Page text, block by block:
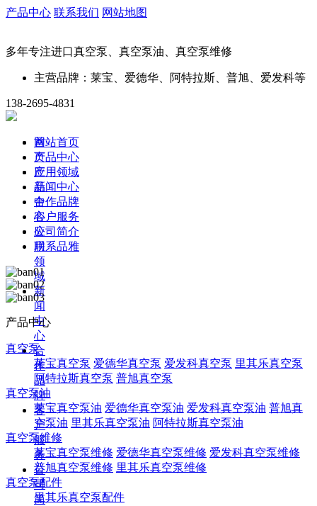
产品中心 联系我们 网站地图
多年专注进口真空泵、真空泵油、真空泵维修
主营品牌：莱宝、爱德华、阿特拉斯、普旭、爱发科等
138-2695-4831
首
页
产
品
中
心
应
用
领
域
新
闻
中
心
合
作
品
牌
客
户
服
务
公
司
简
网站首页
产品中心
应用领域
新闻中心
合作品牌
客户服务
公司简介
联系品雅
产品中心
真空泵
莱宝真空泵 爱德华真空泵 爱发科真空泵 里其乐真空泵
阿特拉斯真空泵 普旭真空泵
真空泵油
莱宝真空泵油 爱德华真空泵油 爱发科真空泵油 普旭真
空泵油 里其乐真空泵油 阿特拉斯真空泵油
真空泵维修
莱宝真空泵维修 爱德华真空泵维修 爱发科真空泵维修
普旭真空泵维修 里其乐真空泵维修
真空泵配件
里其乐真空泵配件